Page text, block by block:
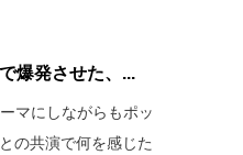
爆発させた、...
マにしながらもポッ
の共演で何を感じた